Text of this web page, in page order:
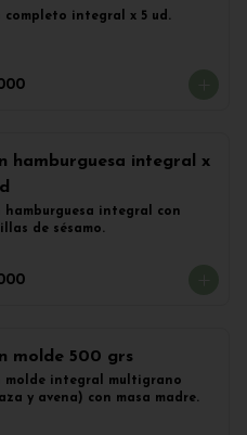
completo integral x 5 ud.
hamburguesa integral x
hamburguesa integral con
de sésamo.
molde 500 grs
molde integral multigrano
y avena) con masa madre.